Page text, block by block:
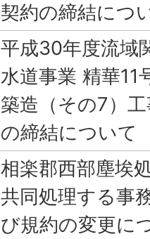
契約の締結につ
平成30年度流域
水道事業 精華11
築造（その7）
の締結について
相楽郡西部塵埃
共同処理する事
び規約の変更に